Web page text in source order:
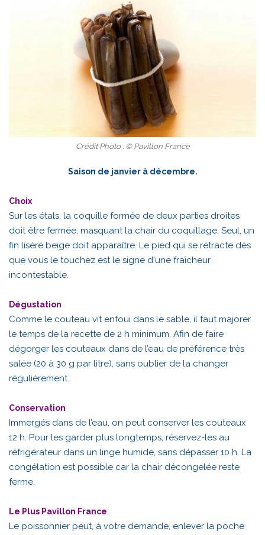
Crédit Photo : © Pavillon France
Saison de janvier à décembre.
Choix
Sur les étals, la coquille formée de deux parties droites
doit être fermée, masquant la chair du coquillage. Seul, un
fin liséré beige doit apparaître. Le pied qui se rétracte dès
que vous le touchez est le signe d'une fraîcheur
incontestable.
Dégustation
Comme le couteau vit enfoui dans le sable, il faut majorer
le temps de la recette de 2 h minimum. Afin de faire
dégorger les couteaux dans de l’eau de préférence très
salée (20 à 30 g par litre), sans oublier de la changer
régulièrement.
Conservation
Immergés dans de l’eau, on peut conserver les couteaux
12 h. Pour les garder plus longtemps, réservez-les au
réfrigérateur dans un linge humide, sans dépasser 10 h. La
congélation est possible car la chair décongelée reste
ferme.
Le Plus Pavillon France
Le poissonnier peut, à votre demande, enlever la poche